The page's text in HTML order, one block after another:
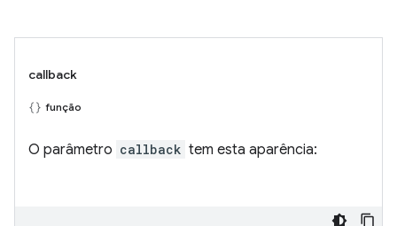
callback
função
O parâmetro callback tem esta aparência: